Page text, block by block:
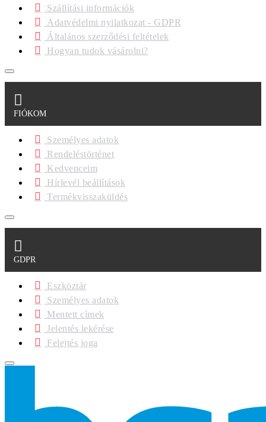
Szállítási információk
Adatvédelmi nyilatkozat - GDPR
Általános szerződési feltételek
Hogyan tudok vásárolni?
FIÓKOM
Személyes adatok
Rendeléstörténet
Kedvenceim
Hírlevél beállítások
Termékvisszaküldés
GDPR
Eszköztár
Személyes adatok
Mentett címek
Jelentés lekérése
Felejtés joga